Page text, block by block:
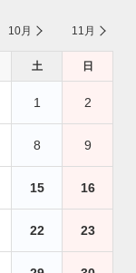
10月 11月
土 日
1 2
8 9
15 16
22 23